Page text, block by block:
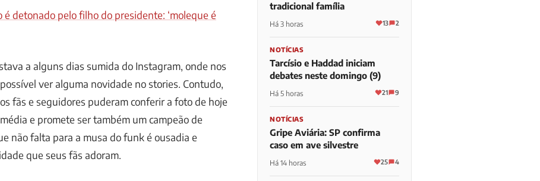
é detonado pelo filho do presidente: ‘moleque é
a alguns dias sumida do Instagram, onde nos
ver alguma novidade no stories. Contudo,
fãs e seguidores puderam conferir a foto de hoje
e promete ser também um campeão de
não falta para a musa do funk é ousadia e
que seus fãs adoram.
tradicional família
Há 3 horas 13 2
NOTÍCIAS
Tarcísio e Haddad iniciam
debates neste domingo (9)
Há 5 horas 21 9
NOTÍCIAS
Gripe Aviária: SP confirma
caso em ave silvestre
Há 14 horas 25 4